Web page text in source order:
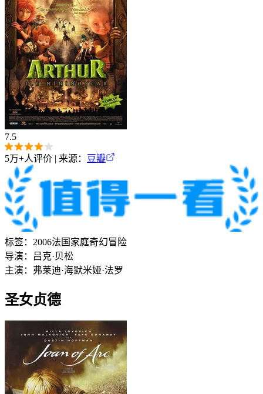
7.5
5万+人评价 | 来源： 豆瓣
标签： 2006法国 家庭奇幻冒险
导演：
吕克·贝松
主演： 弗莱迪·海默米娅·法罗
圣女贞德